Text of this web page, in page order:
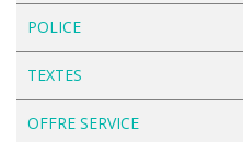
POLICE
TEXTES
OFFRE SERVICE